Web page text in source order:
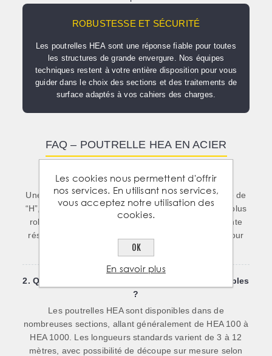
ROBUSTESSE ET SÉCURITÉ
Les poutrelles HEA sont une réponse fiable pour toutes
les structures de grande envergure. Nos équipes
techniques restent à votre entière disposition pour vous
guider dans le choix des sections et des traitements de
surface adaptés à vos cahiers des charges.
FAQ – POUTRELLE HEA EN ACIER
1. Qu’est-ce qu’une poutrelle HEA en acier ?
Une poutrelle HEA est un profilé métallique en forme de
“H”, fabriqué en acier de construction. Plus large et plus
robuste qu’une poutrelle IPE, elle offre une excellente
résistance à la compression et à la flexion, idéale pour
les structures porteuses lourdes.
2. Quelles dimensions et longueurs sont disponibles
?
Les poutrelles HEA sont disponibles dans de
nombreuses sections, allant généralement de HEA 100 à
HEA 1000. Les longueurs standards varient de 3 à 12
mètres, avec possibilité de découpe sur mesure selon
Les cookies nous permettent d'offrir
nos services. En utilisant nos services,
vous acceptez notre utilisation des
cookies.
OK
En savoir plus